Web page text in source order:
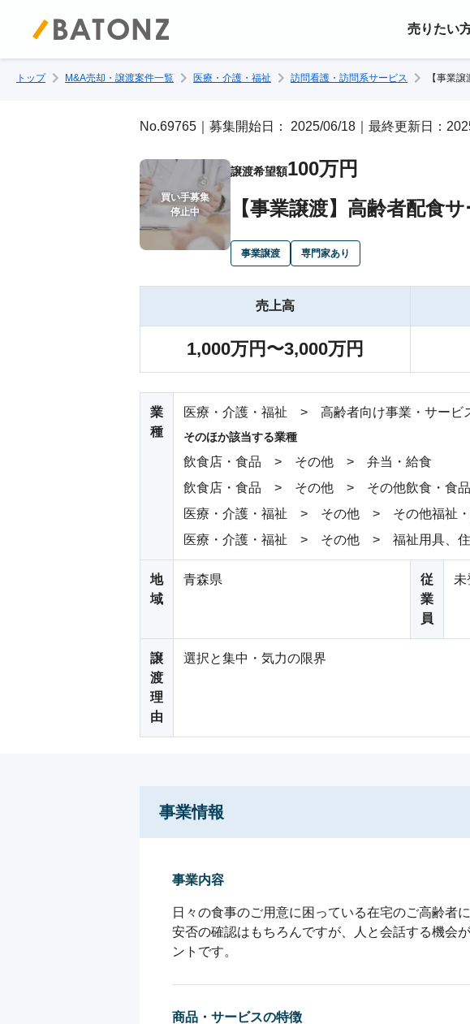
売りたい
トップ M&A売却・譲渡案件一覧 医療・介護・福祉 訪問看護・訪問系サービス 【事業
No.69765｜募集開始日： 2025/06/18｜最終更新日：
買い手募集
停止中
譲渡希望額100万円
【事業譲渡】高齢者配食
事業譲渡 専門家あり
売上高
1,000万円〜3,000万円
業
種
医療・介護・福祉 > 高齢者向け事業・サー
そのほか該当する業種
飲食店・食品 > その他 > 弁当・給食
飲食店・食品 > その他 > その他飲食・食品
医療・介護・福祉 > その他 > その他福祉・
医療・介護・福祉 > その他 > 福祉用具、
地
域
青森県
従
業
員
未
譲
渡
理
由
選択と集中・気力の限界
事業情報
事業内容
日々の食事のご用意に困っている在宅のご高齢者
安否の確認はもちろんですが、人と会話する機会
ントです。
商品・サービスの特徴